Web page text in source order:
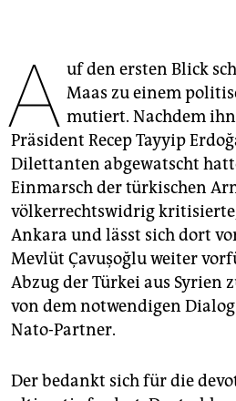
abo
genossenschaft
epaper login
A uf den ersten Blick
Maas zu einem
mutiert. Nachdem
Präsident Recep Tayyip
Dilettanten abgewatscht
Einmarsch der türkischen
völkerrechtswidrig
Ankara und lässt sich dort
Mevlüt Çavuşoğlu weiter
Abzug der Türkei aus Syrien
von dem notwendigen
Nato-Partner.
Der bedankt sich für die